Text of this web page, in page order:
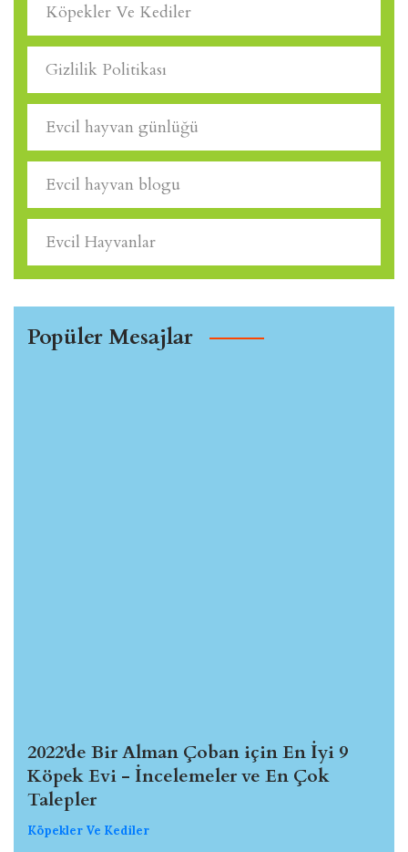
Köpekler Ve Kediler
Gizlilik Politikası
Evcil hayvan günlüğü
Evcil hayvan blogu
Evcil Hayvanlar
Popüler Mesajlar
2022'de Bir Alman Çoban için En İyi 9
Köpek Evi - İncelemeler ve En Çok
Talepler
Köpekler Ve Kediler